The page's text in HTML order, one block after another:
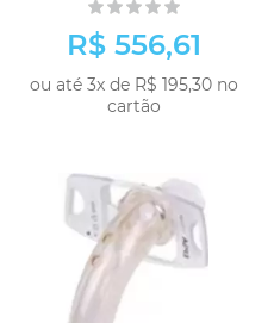
Fenestra
R$ 556,61
ou até 3x de R$ 195,30 no
cartão